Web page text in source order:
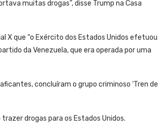
muitas drogas”, disse Trump na Casa
X que “o Exército dos Estados Unidos efetuou
da Venezuela, que era operada por uma
concluíram o grupo criminoso ‘Tren de
drogas para os Estados Unidos.